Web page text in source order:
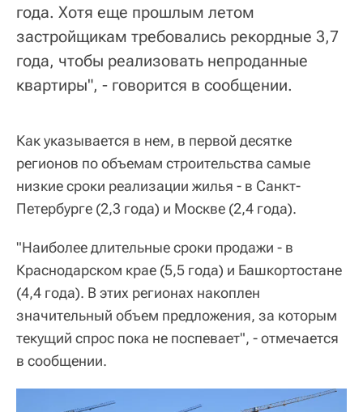
года. Хотя еще прошлым летом
застройщикам требовались рекордные 3,7
года, чтобы реализовать непроданные
квартиры", - говорится в сообщении.
Как указывается в нем, в первой десятке
регионов по объемам строительства самые
низкие сроки реализации жилья - в Санкт-
Петербурге (2,3 года) и Москве (2,4 года).
"Наиболее длительные сроки продажи - в
Краснодарском крае (5,5 года) и Башкортостане
(4,4 года). В этих регионах накоплен
значительный объем предложения, за которым
текущий спрос пока не поспевает", - отмечается
в сообщении.